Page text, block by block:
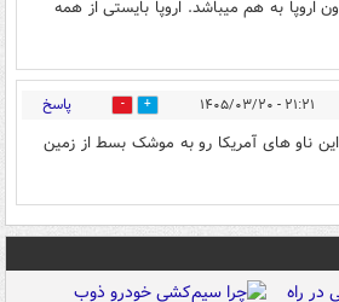
به هم میباشد. اروپا بایستی از همه
۲۱:۲۱ - ۱۴۰۵/۰۳/۲۰ 0 پاسخ
ناو های آمریکا رو به موشک بسط از زمین